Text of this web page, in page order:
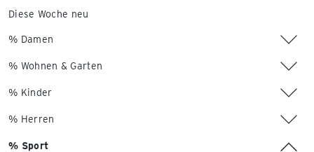
Diese Woche neu
% Damen
% Wohnen & Garten
% Kinder
% Herren
% Sport